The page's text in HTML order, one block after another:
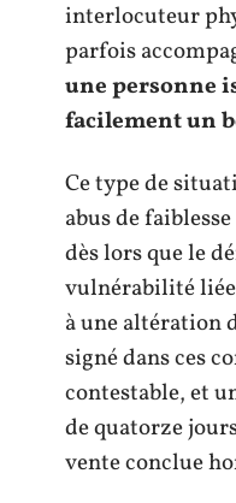
interlocuteur
parfois
une personne
facilement un
Ce type de
abus de
dès lors que le
vulnérabilité liée
à une altération
signé dans ces
contestable, et
de quatorze
vente conclue